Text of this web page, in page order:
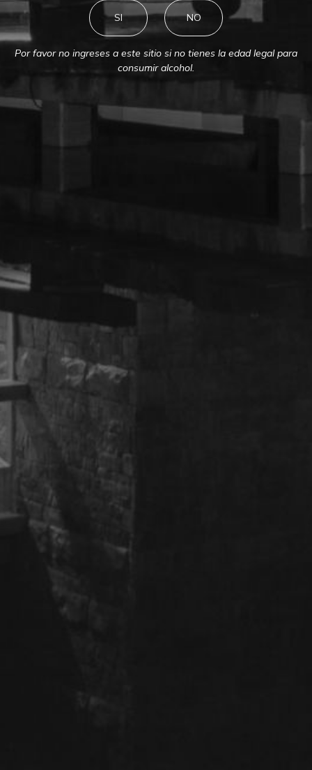
SI NO
Por favor no ingreses a este sitio si no tienes la edad legal para
consumir alcohol.